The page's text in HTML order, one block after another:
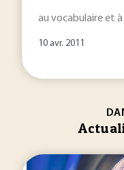
au vocabulaire et
10 avr. 2011